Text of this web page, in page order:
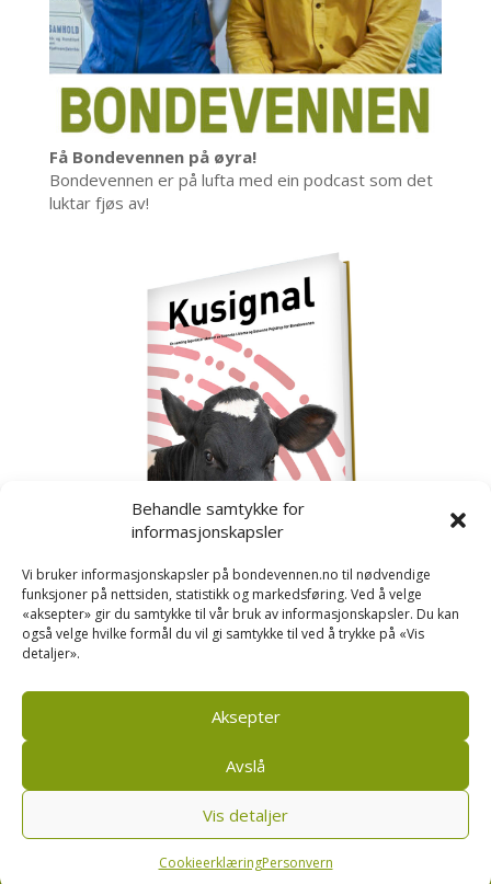
Behandle samtykke for
informasjonskapsler
Vi bruker informasjonskapsler på bondevennen.no til nødvendige
funksjoner på nettsiden, statistikk og markedsføring. Ved å velge
«aksepter» gir du samtykke til vår bruk av informasjonskapsler. Du kan
også velge hvilke formål du vil gi samtykke til ved å trykke på «Vis
detaljer».
Aksepter
Avslå
Vis detaljer
CookieerklæringPersonvern
Få Bondevennen på øyra!
Bondevennen er på lufta med ein podcast som det
luktar fjøs av!
Kusignal
Bondevennen SA, Pb 208, sentrum, 4001 Stavanger
Personvern og cookies regler